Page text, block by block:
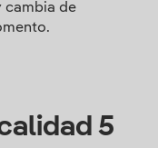
cambia de
5